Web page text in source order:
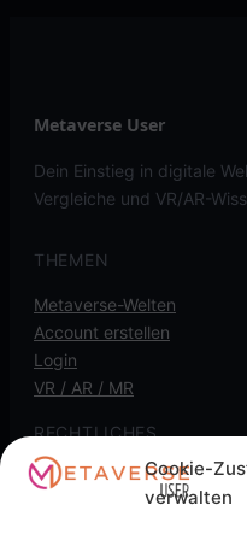
Cookie-
verwalten
Metaverse User
Dein Einstieg in digitale
Vergleiche und VR/AR-
THEMEN
Metaverse-Welten
Account erstellen
Login
VR / AR / MR
RECHTLICHES
Kontakt